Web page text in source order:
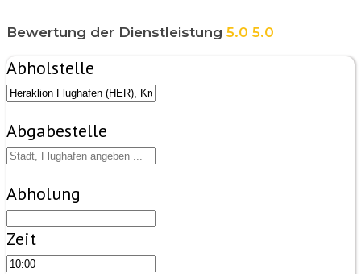
Bewertung der Dienstleistung 5.0 5.0
Abholstelle
Abgabestelle
Abholung
Zeit